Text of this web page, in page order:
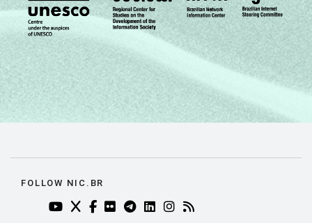
FOLLOW NIC.BR
YOUTUBE DO NIC.BR (ABRE EM NOVA ABA)
TWITTER DO NIC.BR (ABRE EM NOVA ABA)
FACEBOOK DO NIC.BR (ABRE EM NOVA
FLICKR DO NIC.BR (ABRE EM NOVA
TELEGRAM DO NIC.BR (ABRE EM
LINKEDIN DO NIC.BR (ABRE
INSTAGRAM DO NIC.BR
RSS DO NIC.BR (ABRE